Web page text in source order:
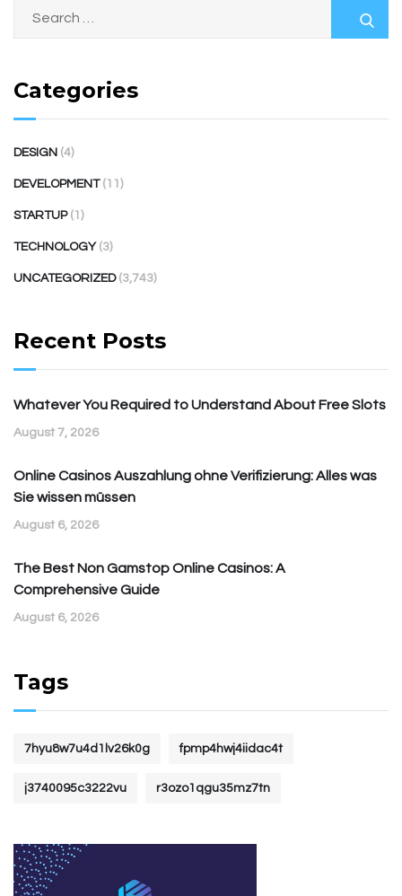
Categories
DESIGN (4)
DEVELOPMENT (11)
STARTUP (1)
TECHNOLOGY (3)
UNCATEGORIZED (3,743)
Recent Posts
Whatever You Required to Understand About Free Slots
August 7, 2026
Online Casinos Auszahlung ohne Verifizierung: Alles was
Sie wissen müssen
August 6, 2026
The Best Non Gamstop Online Casinos: A
Comprehensive Guide
August 6, 2026
Tags
7hyu8w7u4d1lv26k0g fpmp4hwj4iidac4t
j3740095c3222vu r3ozo1qgu35mz7tn